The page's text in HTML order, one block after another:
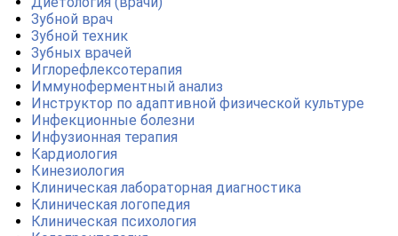
Зубной врач
Зубной техник
Зубных врачей
Иглорефлексотерапия
Иммуноферментный анализ
Инструктор по адаптивной физической культуре
Инфекционные болезни
Инфузионная терапия
Кардиология
Кинезиология
Клиническая лабораторная диагностика
Клиническая логопедия
Клиническая психология